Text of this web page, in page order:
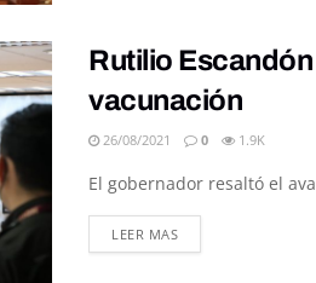
Rutilio
vacunación
26/08/2021 0 1.9K
El gobernador resaltó el
LEER MASDETAILS